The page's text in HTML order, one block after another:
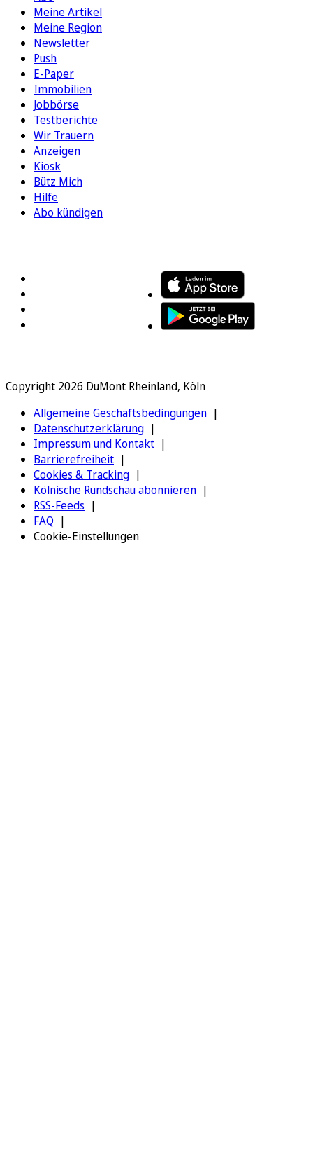
Meine Artikel
Meine Region
Newsletter
Push
E-Paper
Immobilien
Jobbörse
Testberichte
Wir Trauern
Anzeigen
Kiosk
Bütz Mich
Hilfe
Abo kündigen
Copyright 2026 DuMont Rheinland, Köln
Allgemeine Geschäftsbedingungen
Datenschutzerklärung
Impressum und Kontakt
Barrierefreiheit
Cookies & Tracking
Kölnische Rundschau abonnieren
RSS-Feeds
FAQ
Cookie-Einstellungen